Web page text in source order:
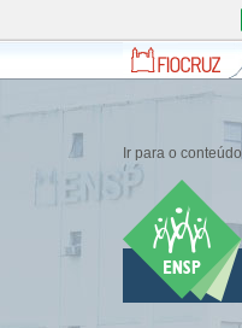
Fiocruz
Ir para o conteúdo